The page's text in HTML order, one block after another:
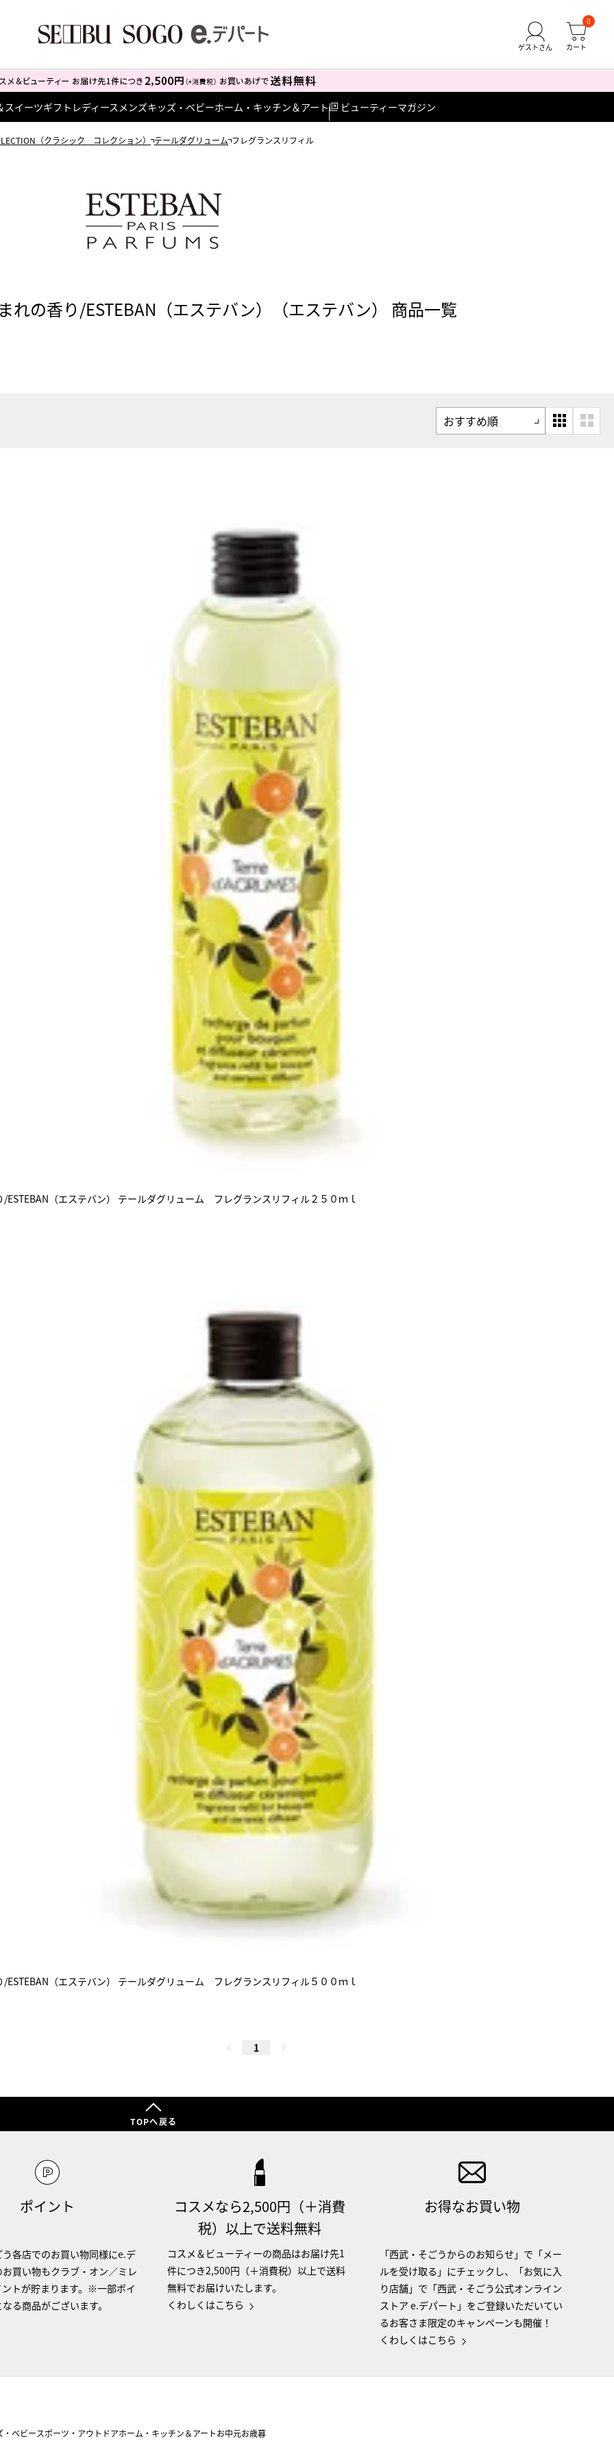
0
スイーツギフト レディース メンズキッズ・ベビーホーム・キッチン＆アート ビューティーマガジン
（クラシック コレクション） テールダグリューム フレグランスリフィル
れの香り/ESTEBAN（エステバン）（エステバン） 商品一覧
ESTEBAN（エステバン） テールダグリューム フレグランスリフィル２５０ｍｌ
ESTEBAN（エステバン） テールダグリューム フレグランスリフィル５００ｍｌ
1
TOPへ戻る
ポイント
各店でのお買い物同様にe.デ
買い物もクラブ・オン／ミレ
ントが貯まります。※一部ポイ
る商品がございます。
コスメなら2,500円（＋消費
税）以上で送料無料
コスメ＆ビューティーの商品はお届け先1
件につき2,500円（＋消費税）以上で送料
無料でお届けいたします。
くわしくはこちら
お得なお買い物
「西武・そごうからのお知らせ」で「メー
ルを受け取る」にチェックし、「お気に入
り店舗」で「西武・そごう公式オンライン
ストア e.デパート」をご登録いただいてい
るお客さま限定のキャンペーンも開催！
くわしくはこちら
・ベビースポーツ・アウトドアホーム・キッチン＆アートお中元お歳暮